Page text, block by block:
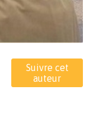
Suivre cet
auteur